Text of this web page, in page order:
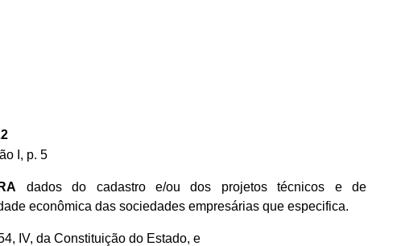
I, p. 5
dados do cadastro e/ou dos projetos técnicos e de
econômica das sociedades empresárias que especifica.
IV, da Constituição do Estado, e